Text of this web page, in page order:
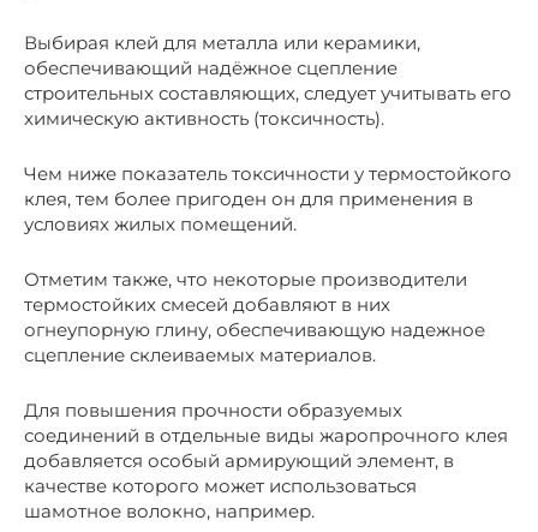
Выбирая клей для металла или керамики,
обеспечивающий надёжное сцепление
строительных составляющих, следует учитывать его
химическую активность (токсичность).
Чем ниже показатель токсичности у термостойкого
клея, тем более пригоден он для применения в
условиях жилых помещений.
Отметим также, что некоторые производители
термостойких смесей добавляют в них
огнеупорную глину, обеспечивающую надежное
сцепление склеиваемых материалов.
Для повышения прочности образуемых
соединений в отдельные виды жаропрочного клея
добавляется особый армирующий элемент, в
качестве которого может использоваться
шамотное волокно, например.